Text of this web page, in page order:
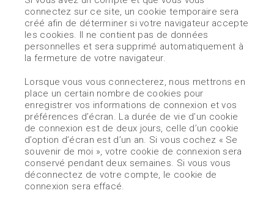
connectez sur ce site, un cookie temporaire sera
créé afin de déterminer si votre navigateur accepte
les cookies. Il ne contient pas de données
personnelles et sera supprimé automatiquement à
la fermeture de votre navigateur.
Lorsque vous vous connecterez, nous mettrons en
place un certain nombre de cookies pour
enregistrer vos informations de connexion et vos
préférences d’écran. La durée de vie d’un cookie
de connexion est de deux jours, celle d’un cookie
d’option d’écran est d’un an. Si vous cochez « Se
souvenir de moi », votre cookie de connexion sera
conservé pendant deux semaines. Si vous vous
déconnectez de votre compte, le cookie de
connexion sera effacé.